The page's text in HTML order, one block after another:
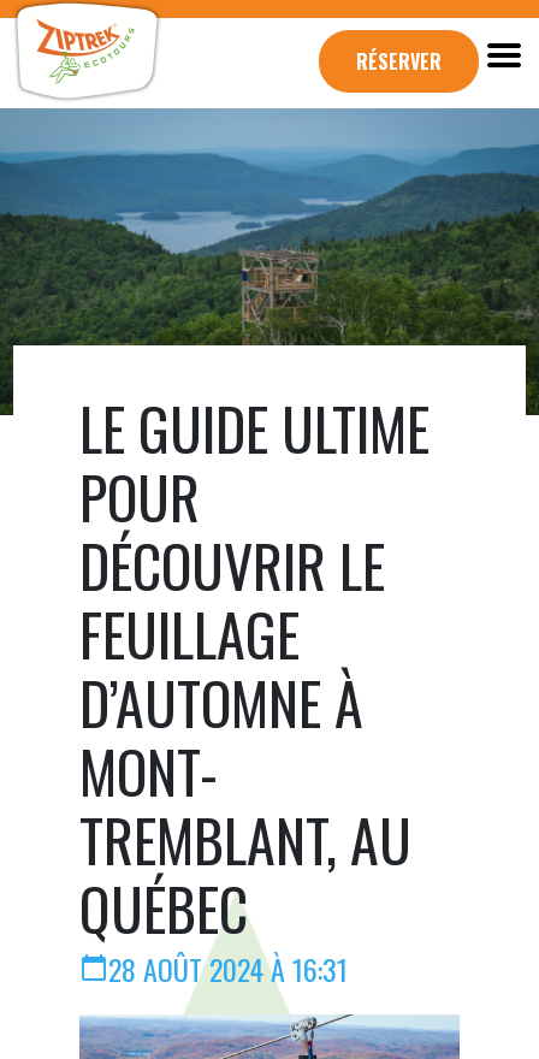
RÉSERVER
LE GUIDE ULTIME
POUR
DÉCOUVRIR LE
FEUILLAGE
D’AUTOMNE À
MONT-
TREMBLANT, AU
QUÉBEC
calendar_today28 AOÛT 2024 À 16:31